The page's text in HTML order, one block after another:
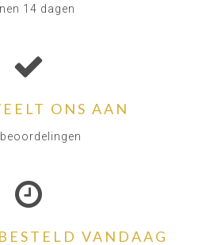
14 dagen
ONS AAN
VANDAAG